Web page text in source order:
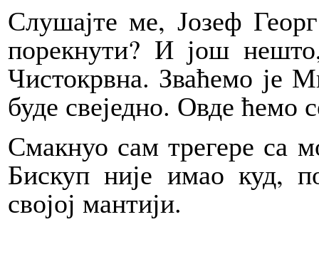
Слушајте ме, Јозеф
порекнути? И још
Чистокрвна. Зваћемо је
буде свеједно. Овде ћемо
Смакнуо сам трегере са
Бискуп није имао куд,
својој мантији.